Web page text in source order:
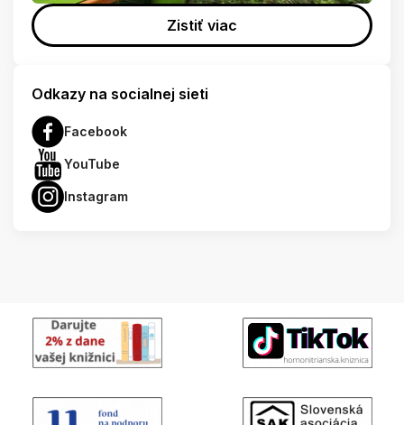
Zistiť viac
Odkazy na socialnej sieti
Facebook
YouTube
Instagram